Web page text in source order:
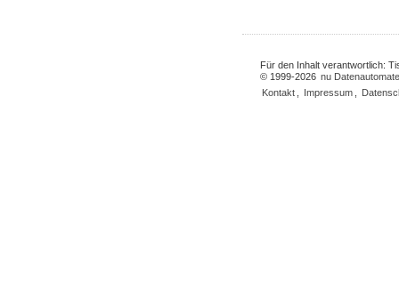
Für den Inhalt verantwortlich:
© 1999-2026 nu
Kontakt
Impressum